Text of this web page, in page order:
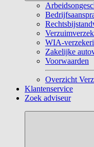
WIA-
Zakelijke
Voorwaarden
Overzicht
Klantenservice
Zoek adviseur